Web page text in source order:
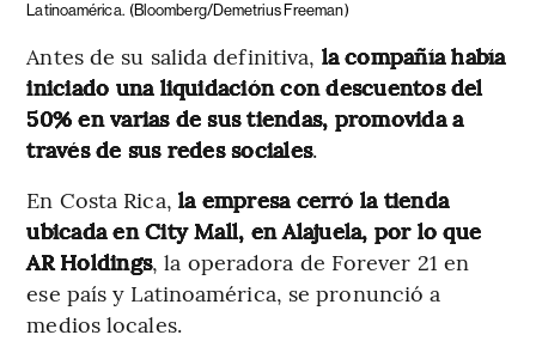
Latinoamérica. (Bloomberg/Demetrius Freeman)
Antes de su salida definitiva, la compañía había
iniciado una liquidación con descuentos del
50% en varias de sus tiendas, promovida a
través de sus redes sociales.
En Costa Rica, la empresa cerró la tienda
ubicada en City Mall, en Alajuela, por lo que
AR Holdings, la operadora de Forever 21 en
ese país y Latinoamérica, se pronunció a
medios locales.